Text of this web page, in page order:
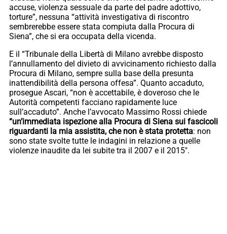
accuse, violenza sessuale da parte del padre adottivo,
torture”, nessuna “attività investigativa di riscontro
sembrerebbe essere stata compiuta dalla Procura di
Siena”, che si era occupata della vicenda.
E il “Tribunale della Libertà di Milano avrebbe disposto
l’annullamento del divieto di avvicinamento richiesto dalla
Procura di Milano, sempre sulla base della presunta
inattendibilità della persona offesa”. Quanto accaduto,
prosegue Ascari, “non è accettabile, è doveroso che le
Autorità competenti facciano rapidamente luce
sull’accaduto”. Anche l’avvocato Massimo Rossi chiede
“un’immediata ispezione alla Procura di Siena sui fascicoli
riguardanti la mia assistita, che non è stata protetta: non
sono state svolte tutte le indagini in relazione a quelle
violenze inaudite da lei subite tra il 2007 e il 2015″.